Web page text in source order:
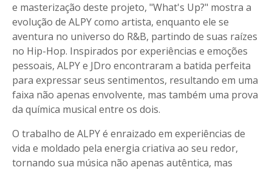
e masterização deste projeto, "What's Up?" mostra a
evolução de ALPY como artista, enquanto ele se
aventura no universo do R&B, partindo de suas raízes
no Hip-Hop. Inspirados por experiências e emoções
pessoais, ALPY e JDro encontraram a batida perfeita
para expressar seus sentimentos, resultando em uma
faixa não apenas envolvente, mas também uma prova
da química musical entre os dois.
O trabalho de ALPY é enraizado em experiências de
vida e moldado pela energia criativa ao seu redor,
tornando sua música não apenas autêntica, mas